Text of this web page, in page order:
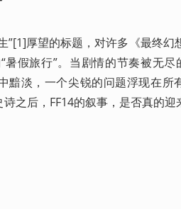
厚望的标题，对许多《最终幻
假旅行”。当剧情的节奏被无尽
黯淡，一个尖锐的问题浮现在所
之后，FF14的叙事，是否真的迎